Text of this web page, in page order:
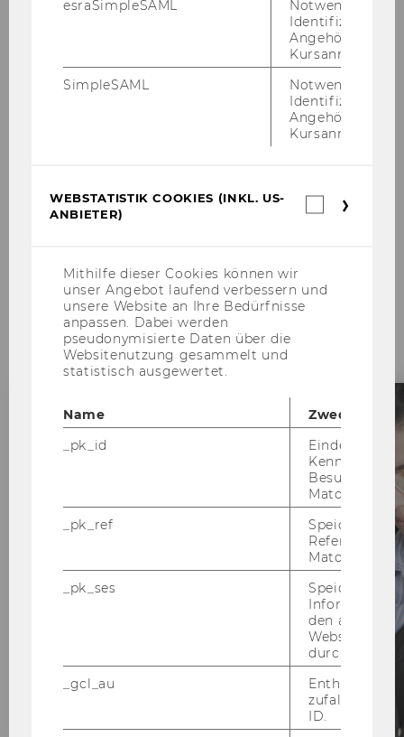
Ba­che­lor­stu­di­um Wirtschafts-​
und So­zi­al­wis­sen­schaf­ten zu
stu­die­ren:
Mehr
Top 1% der
Wirtschaftsunis
esraSimpleSAML
Notwendig zur
Identifizierung
Angehörige/r für
Kursanmeldung.
SimpleSAML
Notwendig zur
Identifizierung
Angehörige/r für
Kursanmeldung.
WEBSTATISTIK COOKIES (INKL. US-
ANBIETER)
Mithilfe dieser Cookies können wir
unser Angebot laufend verbessern und
unsere Website an Ihre Bedürfnisse
anpassen. Dabei werden
pseudonymisierte Daten über die
Websitenutzung gesammelt und
statistisch ausgewertet.
Name
Zweck
_pk_id
Eindeutige
Besuchers
Matomo.
_pk_ref
Speicherung
Referrers
Matomo.
_pk_ses
Speicherung
den aktuellen
durch
_gcl_au
Enthält eine
ID.